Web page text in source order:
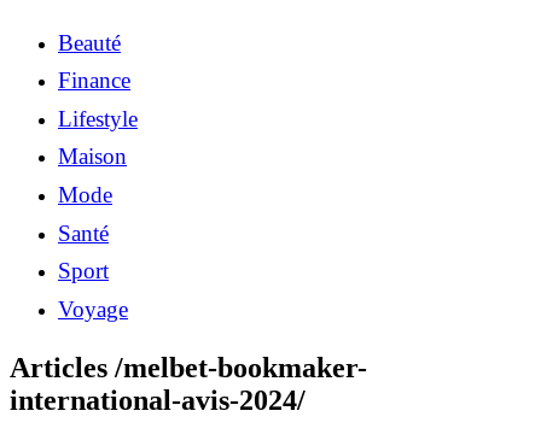
Beauté
Finance
Lifestyle
Maison
Mode
Santé
Sport
Voyage
Articles /melbet-bookmaker-
international-avis-2024/